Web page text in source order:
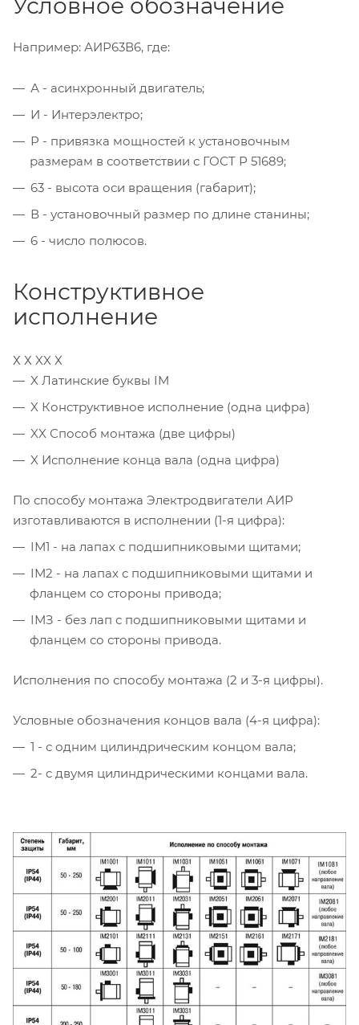
Условное обозначение
Например: АИР63В6, где:
А - асинхронный двигатель;
И - Интерэлектро;
Р - привязка мощностей к установочным
размерам в соответствии с ГОСТ Р 51689;
63 - высота оси вращения (габарит);
В - установочный размер по длине станины;
6 - число полюсов.
Конструктивное
исполнение
Х Х XX Х
X Латинские буквы IМ
X Конструктивное исполнение (одна цифра)
XX Способ монтажа (две цифры)
X Исполнение конца вала (одна цифра)
По способу монтажа Электродвигатели АИР
изготавливаются в исполнении (1-я цифра):
IМ1 - на лапах с подшипниковыми щитами;
IМ2 - на лапах с подшипниковыми щитами и
фланцем со стороны привода;
IМЗ - без лап с подшипниковыми щитами и
фланцем со стороны привода.
Исполнения по способу монтажа (2 и 3-я цифры).
Условные обозначения концов вала (4-я цифра):
1 - с одним цилиндрическим концом вала;
2- c двумя цилиндрическими концами вала.